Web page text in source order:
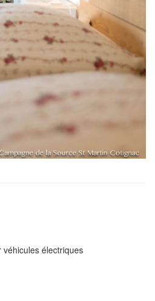
électriques